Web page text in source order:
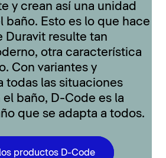
y crean así una unidad
baño. Esto es lo que hace
Duravit resulte tan
otra característica
Con variantes y
todas las situaciones
baño, D-Code es la
que se adapta a todos.
productos D-Code